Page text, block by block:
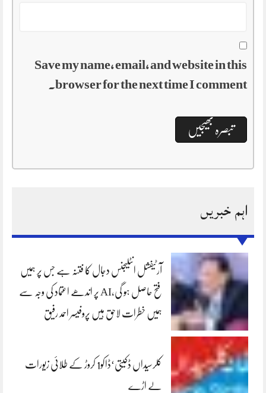
Save my name, email, and website in this
browser for the next time I comment.
اہم خبریں
آرٹیفشل انٹلیجنس دجال کا فتنہ ہے جس پر ہمیں
فتح حاصل ہو گی،AI پر اندھے اعتماد کی وجہ سے
ہمیں خطرات لاحق ہیں پروفیسر احمد رفیق
کلرسیداں ڈکیتی‘ڈاکو1 کروڑ کے طلائی زیورات
لے اڑے